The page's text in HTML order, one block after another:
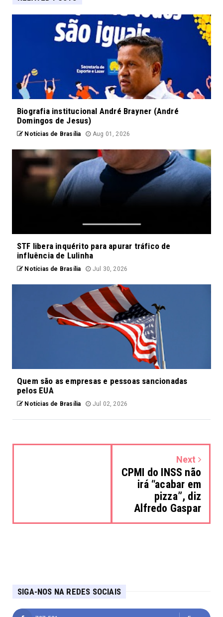
Biografia institucional André Brayner (André
Domingos de Jesus)
Notícias de Brasília Aug 01, 2026
STF libera inquérito para apurar tráfico de
influência de Lulinha
Notícias de Brasília Jul 30, 2026
Quem são as empresas e pessoas sancionadas
pelos EUA
Notícias de Brasília Jul 02, 2026
Next
CPMI do INSS não
irá “acabar em
pizza”, diz
Alfredo Gaspar
SIGA-NOS NA REDES SOCIAIS